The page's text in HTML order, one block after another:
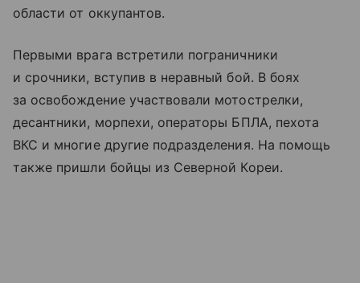
области от оккупантов.
Первыми врага встретили пограничники
и срочники, вступив в неравный бой. В боях
за освобождение участвовали мотострелки,
десантники, морпехи, операторы БПЛА, пехота
ВКС и многие другие подразделения. На помощь
также пришли бойцы из Северной Кореи.